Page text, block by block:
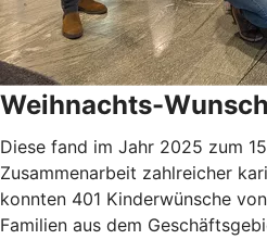
Weihnachts-
Diese fand im Jahr 2025 zum
Zusammenarbeit zahlreicher
konnten 401 Kinderwünsche
Familien aus dem